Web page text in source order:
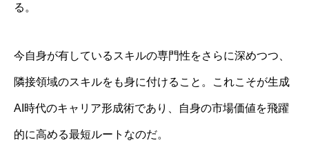
る。
今自身が有しているスキルの専門性をさらに深めつつ、
隣接領域のスキルをも身に付けること。これこそが生成
AI時代のキャリア形成術であり、自身の市場価値を飛躍
的に高める最短ルートなのだ。